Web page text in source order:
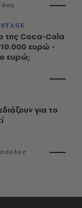
της Coca-Cola
10.000 ευρώ -
ευρώ;
για το